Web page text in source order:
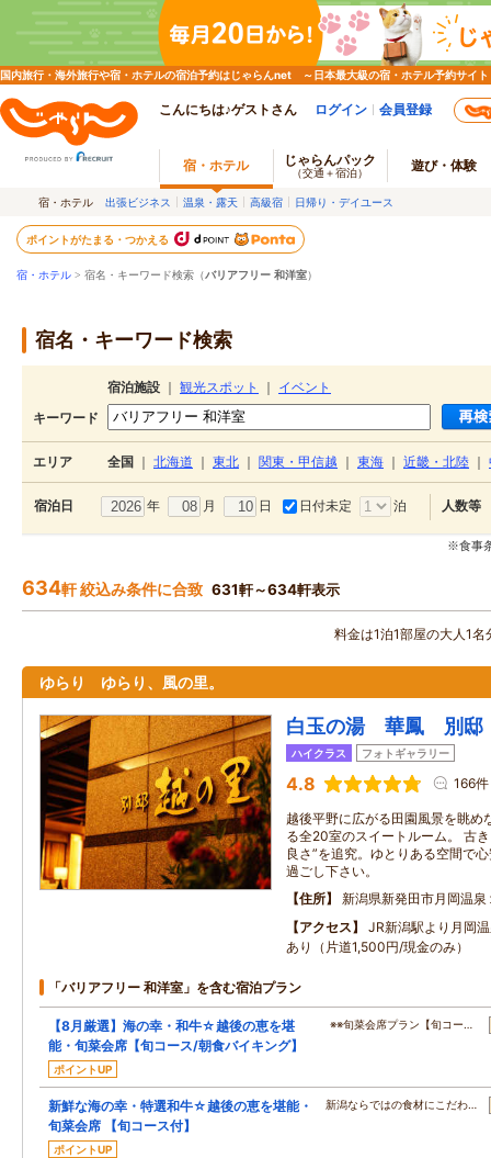
国内旅行・海外旅行や宿・ホテルの宿泊予約はじゃらんnet ～日本最大級の宿・ホテル予約サイト
こんにちは♪ゲストさん ログイン 会員登録
宿・ホテル じゃらんパック
（交通＋宿泊） 遊び・体験
宿・ホテル 出張ビジネス 温泉・露天 高級宿 日帰り・デイユース
ポイントがたまる・つかえる
宿・ホテル > 宿名・キーワード検索（バリアフリー 和洋室）
宿名・キーワード検索
宿泊施設 観光スポット
イベント
キーワード
エリア 全国 北海道 東北 関東・甲信越 東海 近畿・北陸
宿泊日 年 月 日 日付未定 泊 人数等
※食事
634軒 絞込み条件に合致 631軒～634軒表示
料金は1泊1部屋の大人1
ゆらり ゆらり、風の里。
白玉の湯 華鳳 別
ハイクラス フォトギャラリー
4.8 166件
越後平野に広がる田園風景を眺め
る全20室のスイートルーム。 古
良さ”を追究。ゆとりある空間で
過ごし下さい。
住所
新潟県新発田市月岡温泉
アクセス
JR新潟駅より月岡
あり（片道1,500円/現金のみ）
「バリアフリー 和洋室」を含む宿泊プラン
【8月厳選】海の幸・和牛☆越後の恵を堪
能・旬菜会席【旬コース/朝食バイキング】
ポイントUP
※※旬菜会席プラン【旬コー…
新鮮な海の幸・特選和牛☆越後の恵を堪能・
旬菜会席 【旬コース付】
ポイントUP
新潟ならではの食材にこだわ…